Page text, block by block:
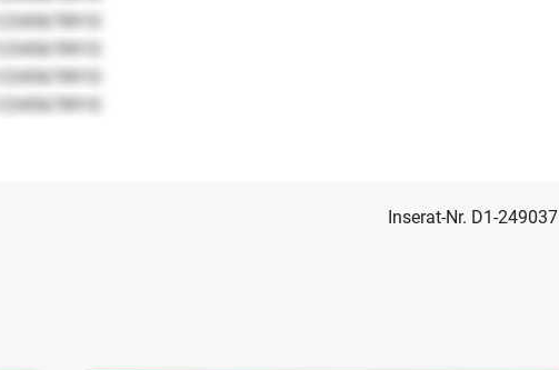
12345678910
12345678910
12345678910
12345678910
Inserat-Nr. D1-249037